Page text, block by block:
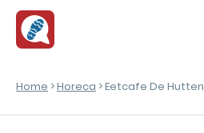
Home >Horeca > Eetcafe De Hutten